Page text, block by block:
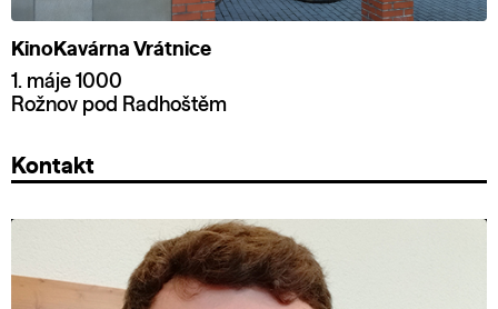
KinoKavárna Vrátnice
1. máje 1000
Rožnov pod Radhoštěm
Kontakt